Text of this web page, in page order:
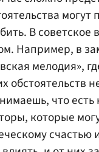
В советское
Например, в
мелодия»,
обстоятельств
что есть
которые
счастью